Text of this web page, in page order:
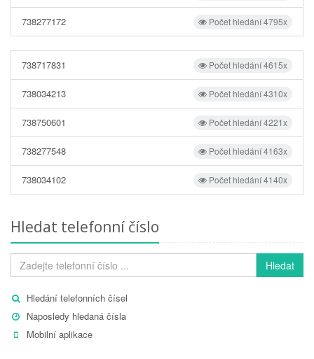
Počet hledání 4795x
738277172
Počet hledání 4615x
738717831
Počet hledání 4310x
738034213
Počet hledání 4221x
738750601
Počet hledání 4163x
738277548
Počet hledání 4140x
738034102
Hledat telefonní číslo
Hledat
Hledání telefonních čísel
Naposledy hledaná čísla
Mobilní aplikace